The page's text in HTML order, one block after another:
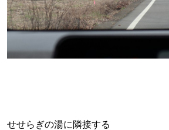
せせらぎの湯に隣接する